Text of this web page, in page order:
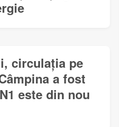
circulația pe
a fost
este din nou